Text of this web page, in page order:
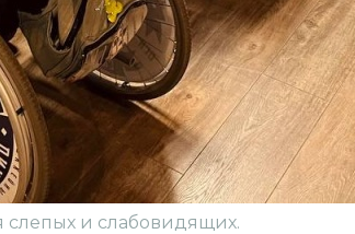
слепых и слабовидящих.